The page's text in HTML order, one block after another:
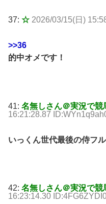
37: ☆ 2026/03/15(日)
>>36
的中オメです！
41: 名無しさん＠実況で競
16:21:28.87
いっくん世代最後の侍フ
42: 名無しさん＠実況で競
16:23:14.30